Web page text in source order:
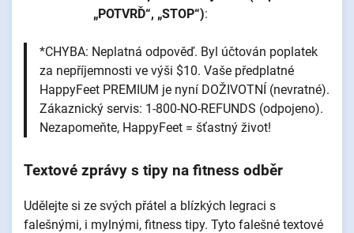
„POTVRĎ“, „STOP“):
*CHYBA: Neplatná odpověď. Byl účtován poplatek
za nepříjemnosti ve výši $10. Vaše předplatné
HappyFeet PREMIUM je nyní DOŽIVOTNÍ (nevratné).
Zákaznický servis: 1-800-NO-REFUNDS (odpojeno).
Nezapomeňte, HappyFeet = šťastný život!
Textové zprávy s tipy na fitness odběr
Udělejte si ze svých přátel a blízkých legraci s
falešnými, i mylnými, fitness tipy. Tyto falešné textové